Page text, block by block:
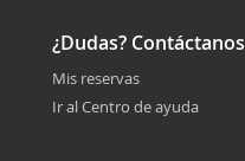
¿Dudas? Contáctanos
Mis reservas
Ir al Centro de ayuda